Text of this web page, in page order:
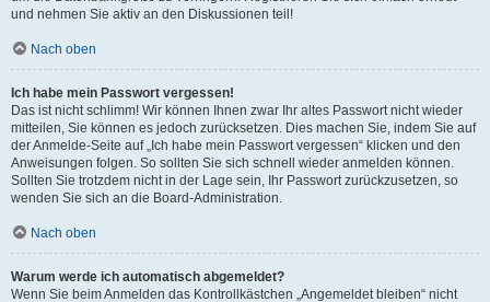
und nehmen Sie aktiv an den Diskussionen teil!
Nach oben
Ich habe mein Passwort vergessen!
Das ist nicht schlimm! Wir können Ihnen zwar Ihr altes Passwort nicht wieder
mitteilen, Sie können es jedoch zurücksetzen. Dies machen Sie, indem Sie auf
der Anmelde-Seite auf „Ich habe mein Passwort vergessen“ klicken und den
Anweisungen folgen. So sollten Sie sich schnell wieder anmelden können.
Sollten Sie trotzdem nicht in der Lage sein, Ihr Passwort zurückzusetzen, so
wenden Sie sich an die Board-Administration.
Nach oben
Warum werde ich automatisch abgemeldet?
Wenn Sie beim Anmelden das Kontrollkästchen „Angemeldet bleiben“ nicht